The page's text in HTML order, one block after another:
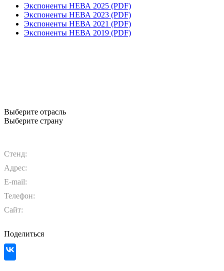
Экспоненты НЕВА 2025 (PDF)
Экспоненты НЕВА 2023 (PDF)
Экспоненты НЕВА 2021 (PDF)
Экспоненты НЕВА 2019 (PDF)
Выберите отрасль
Выберите страну
Стенд:
Адрес:
E-mail:
Телефон:
Сайт:
Поделиться